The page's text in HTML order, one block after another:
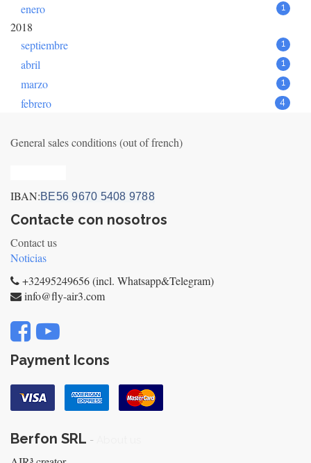
enero 1
2018
septiembre
1
abril 1
marzo 1
febrero 4
General sales conditions (out of french)
IBAN:BE56 9670 5408 9788
Contacte con nosotros
Contact us
Noticias
+32495249656 (incl. Whatsapp&Telegram)
info@fly-air3.com
Payment Icons
Berfon SRL -